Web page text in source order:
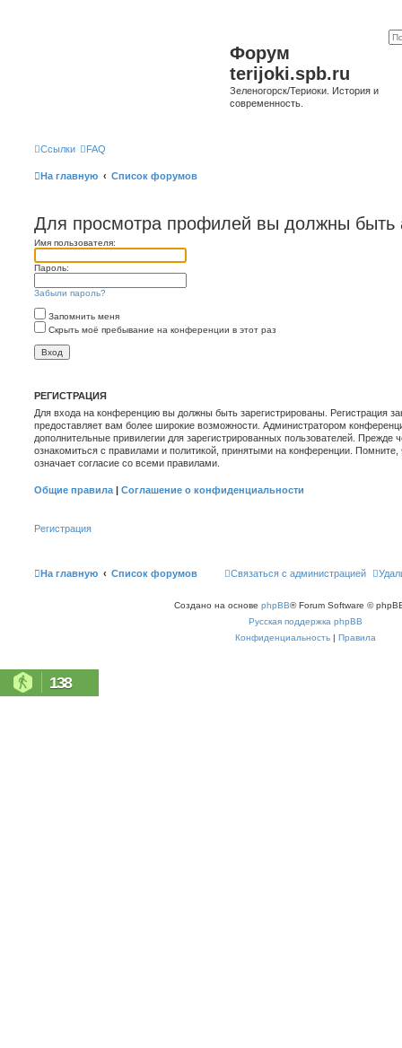
Форум
terijoki.spb.ru
Зеленогорск/Териоки. История и
современность.
Ссылки FAQ
На главную Список форумов
Для просмотра профилей вы должны быть
Имя пользователя:
Пароль:
Забыли пароль?
Запомнить меня
Скрыть моё пребывание на конференции в этот раз
РЕГИСТРАЦИЯ
Для входа на конференцию вы должны быть зарегистрированы. Регистрация
предоставляет вам более широкие возможности. Администратором
дополнительные привилегии для зарегистрированных пользователей. Прежде
ознакомиться с правилами и политикой, принятыми на конференции.
означает согласие со всеми правилами.
Общие правила | Соглашение о конфиденциальности
Регистрация
На главную Список форумов Связаться с администрацией
Создано на основе phpBB® Forum Software ©
Русская поддержка phpBB
Конфиденциальность | Правила
138